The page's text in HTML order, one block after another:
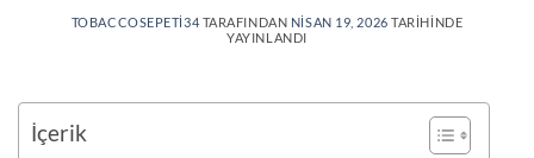
TOBACCOSEPETI34TARAFINDAN NISAN 19, 2026 TARIHINDE
YAYINLANDI
İçerik